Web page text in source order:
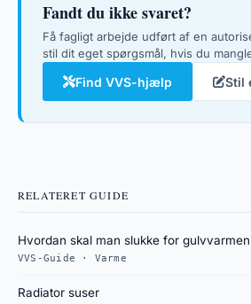
Fandt du ikke svaret?
Få fagligt arbejde udført af en
stil dit eget spørgsmål, hvis du
Find VVS-hjælp Stil
RELATERET GUIDE
Hvordan skal man slukke for gulvvarmen
VVS-Guide · Varme
Radiator suser